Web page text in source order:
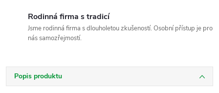
Rodinná firma s tradicí
Jsme rodinná firma s dlouholetou zkušeností. Osobní přístup je pro
nás samozřejmostí.
Popis produktu